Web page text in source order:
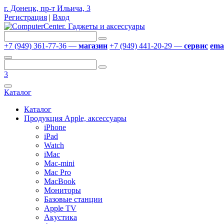
г. Донецк, пр-т Ильича, 3
Регистрация | Вход
+7 (949) 361-77-36 — магазин +7 (949) 441-20-29 — сервис
3
Каталог
Каталог
Продукция Apple, аксессуары
iPhone
iPad
Watch
iMac
Mac-mini
Mac Pro
MacBook
Мониторы
Базовые станции
Apple TV
Акустика